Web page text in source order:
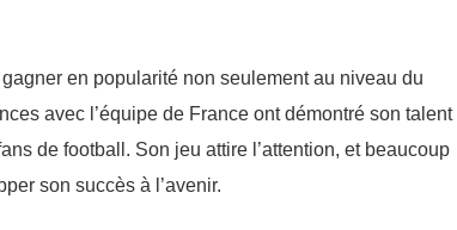
en popularité non seulement au niveau du
avec l’équipe de France ont démontré son talent
de football. Son jeu attire l’attention, et beaucoup
son succès à l’avenir.